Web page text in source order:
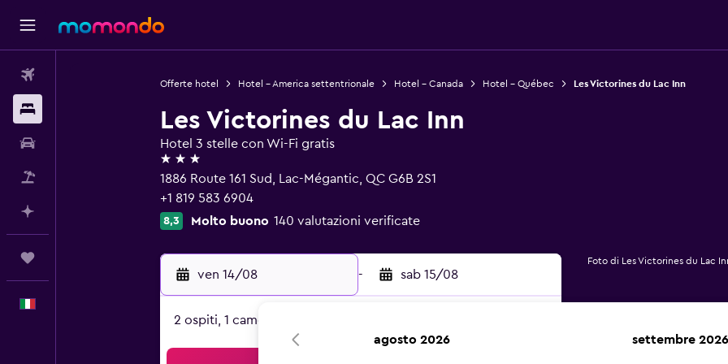
Offerte hotel Hotel - America settentrionale Hotel - Canada Hotel - Québec Les Victorines du Lac Inn
Les Victorines du Lac Inn
Hotel 3 stelle con Wi-Fi gratis
3 stelle
1886 Route 161 Sud, Lac-Mégantic, QC G6B 2S1
+1 819 583 6904
8,3 Molto buono 140 valutazioni verificate
ven 14/08 - sab 15/08
2 ospiti, 1 camera
Foto di Les Victorines du Lac
agosto 2026 settembre 2026